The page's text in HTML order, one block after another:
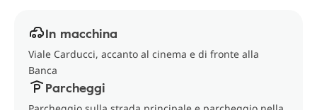
In macchina
Viale Carducci, accanto al cinema e di fronte alla
Banca
Parcheggi